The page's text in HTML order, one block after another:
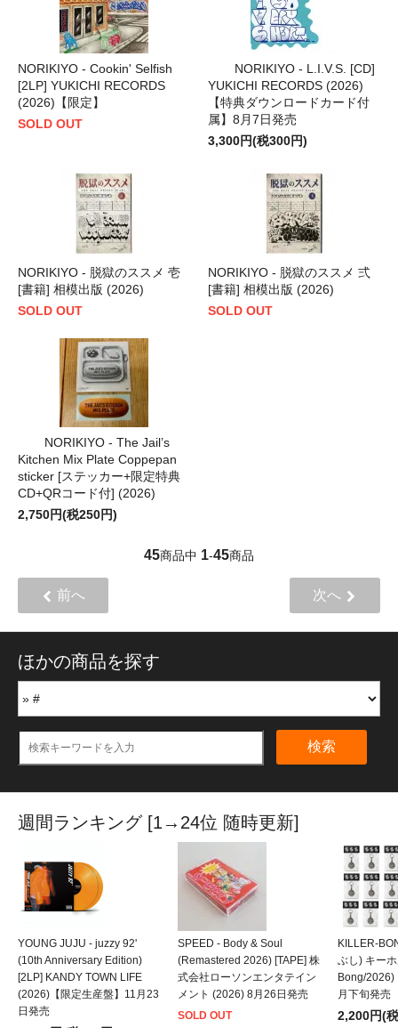
NORIKIYO - Cookin' Selfish
[2LP] YUKICHI RECORDS
(2026)【限定】
SOLD OUT
NORIKIYO - L.I.V.S. [CD]
YUKICHI RECORDS (2026)
【特典ダウンロードカード付
属】8月7日発売
3,300円(税300円)
NORIKIYO - 脱獄のススメ 壱
[書籍] 相模出版 (2026)
SOLD OUT
NORIKIYO - 脱獄のススメ 弍
[書籍] 相模出版 (2026)
SOLD OUT
NORIKIYO - The Jail’s
Kitchen Mix Plate Coppepan
sticker [ステッカー+限定特典
CD+QRコード付] (2026)
2,750円(税250円)
45商品中 1-45商品
前へ 次へ
ほかの商品を探す
検索
週間ランキング [1→24位 随時更新]
YOUNG JUJU - juzzy 92'
(10th Anniversary Edition)
[2LP] KANDY TOWN LIFE
(2026)【限定生産盤】11月23
日発売
SPEED - Body & Soul
(Remastered 2026) [TAPE] 株
式会社ローソンエンタテイン
メント (2026) 8月26日発売
SOLD OUT
KILLER-
ぶし) キー
Bong/2026)
月下旬発売
2,200円(